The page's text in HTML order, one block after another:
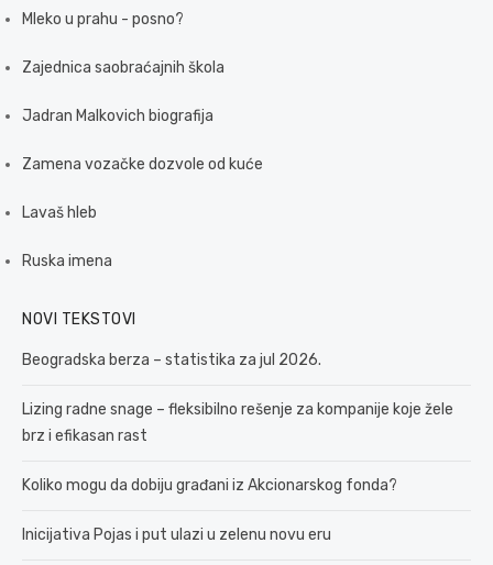
Mleko u prahu - posno?
Zajednica saobraćajnih škola
Jadran Malkovich biografija
Zamena vozačke dozvole od kuće
Lavaš hleb
Ruska imena
NOVI TEKSTOVI
Beogradska berza – statistika za jul 2026.
Lizing radne snage – fleksibilno rešenje za kompanije koje žele
brz i efikasan rast
Koliko mogu da dobiju građani iz Akcionarskog fonda?
Inicijativa Pojas i put ulazi u zelenu novu eru